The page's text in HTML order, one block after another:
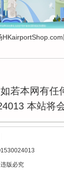
如若本网有任
本站将
版必究